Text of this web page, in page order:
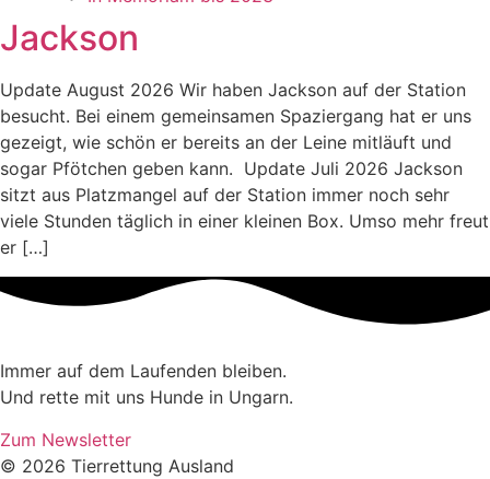
Jackson
Update August 2026 Wir haben Jackson auf der Station
besucht. Bei einem gemeinsamen Spaziergang hat er uns
gezeigt, wie schön er bereits an der Leine mitläuft und
sogar Pfötchen geben kann. Update Juli 2026 Jackson
sitzt aus Platzmangel auf der Station immer noch sehr
viele Stunden täglich in einer kleinen Box. Umso mehr freut
er […]
Immer auf dem Laufenden bleiben.
Und rette mit uns Hunde in Ungarn.
Zum Newsletter
© 2026 Tierrettung Ausland